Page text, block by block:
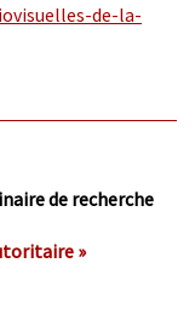
de-la-
de recherche
»